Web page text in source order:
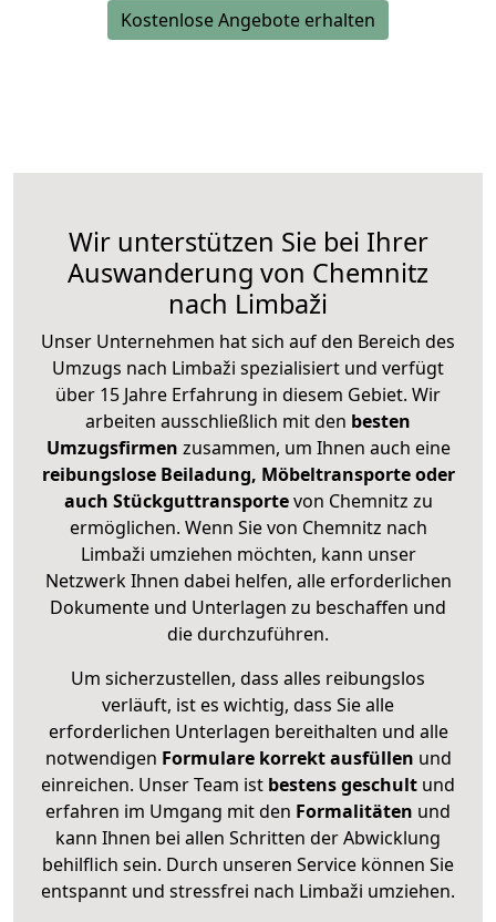
Kostenlose Angebote erhalten
Wir unterstützen Sie bei Ihrer
Auswanderung von Chemnitz
nach Limbaži
Unser Unternehmen hat sich auf den Bereich des
Umzugs nach Limbaži spezialisiert und verfügt
über 15 Jahre Erfahrung in diesem Gebiet. Wir
arbeiten ausschließlich mit den besten
Umzugsfirmen zusammen, um Ihnen auch eine
reibungslose Beiladung, Möbeltransporte oder
auch Stückguttransportevon Chemnitz zu
ermöglichen. Wenn Sie von Chemnitz nach
Limbaži umziehen möchten, kann unser
Netzwerk Ihnen dabei helfen, alle erforderlichen
Dokumente und Unterlagen zu beschaffen und
die durchzuführen.
Um sicherzustellen, dass alles reibungslos
verläuft, ist es wichtig, dass Sie alle
erforderlichen Unterlagen bereithalten und alle
notwendigen Formulare korrekt ausfüllen und
einreichen. Unser Team ist bestens geschult und
erfahren im Umgang mit den Formalitäten und
kann Ihnen bei allen Schritten der Abwicklung
behilflich sein. Durch unseren Service können Sie
entspannt und stressfrei nach Limbaži umziehen.